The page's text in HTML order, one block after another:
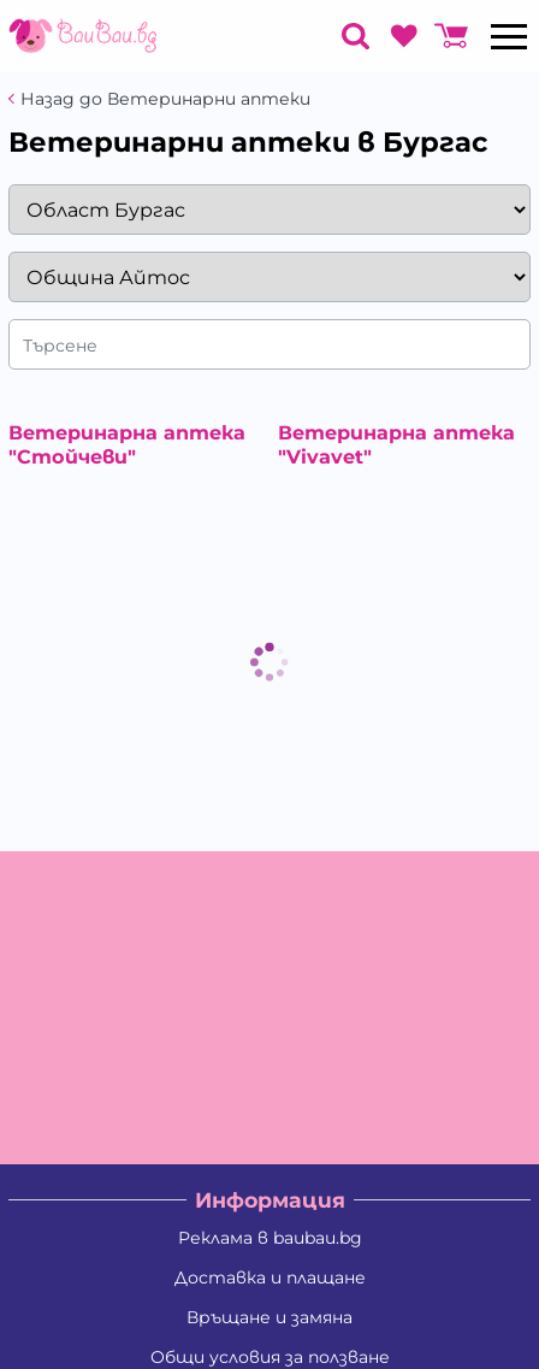
Назад до Ветеринарни аптеки
Ветеринарни аптеки в Бургас
Търсене
Ветеринарна аптека
"Стойчеви"
Ветеринарна аптека
"Vivavet"
Информация
Реклама в baubau.bg
Доставка и плащане
Връщане и замяна
Общи условия за ползване